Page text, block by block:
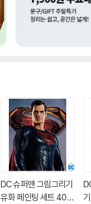
DC 슈퍼맨 그림그리기
유화 페인팅 세트 40X